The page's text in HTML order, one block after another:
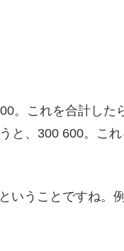
。これを合計した
、300 600。これ
いうことですね。